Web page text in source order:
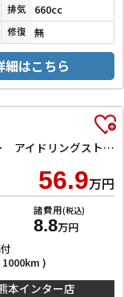
排気 660cc
修復 無
細はこちら
L ETC オートライト キーレスエントリー アイドリングストップ CVT 盗難防止システム ABS ESC CD ミュージックプレイヤー接続可 衝突安全ボディ エアコン パワーステアリング
56.9万円
諸費用(税込)
8.8万円
)
本インター店